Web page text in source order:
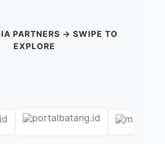
PARTNERS → SWIPE TO
EXPLORE